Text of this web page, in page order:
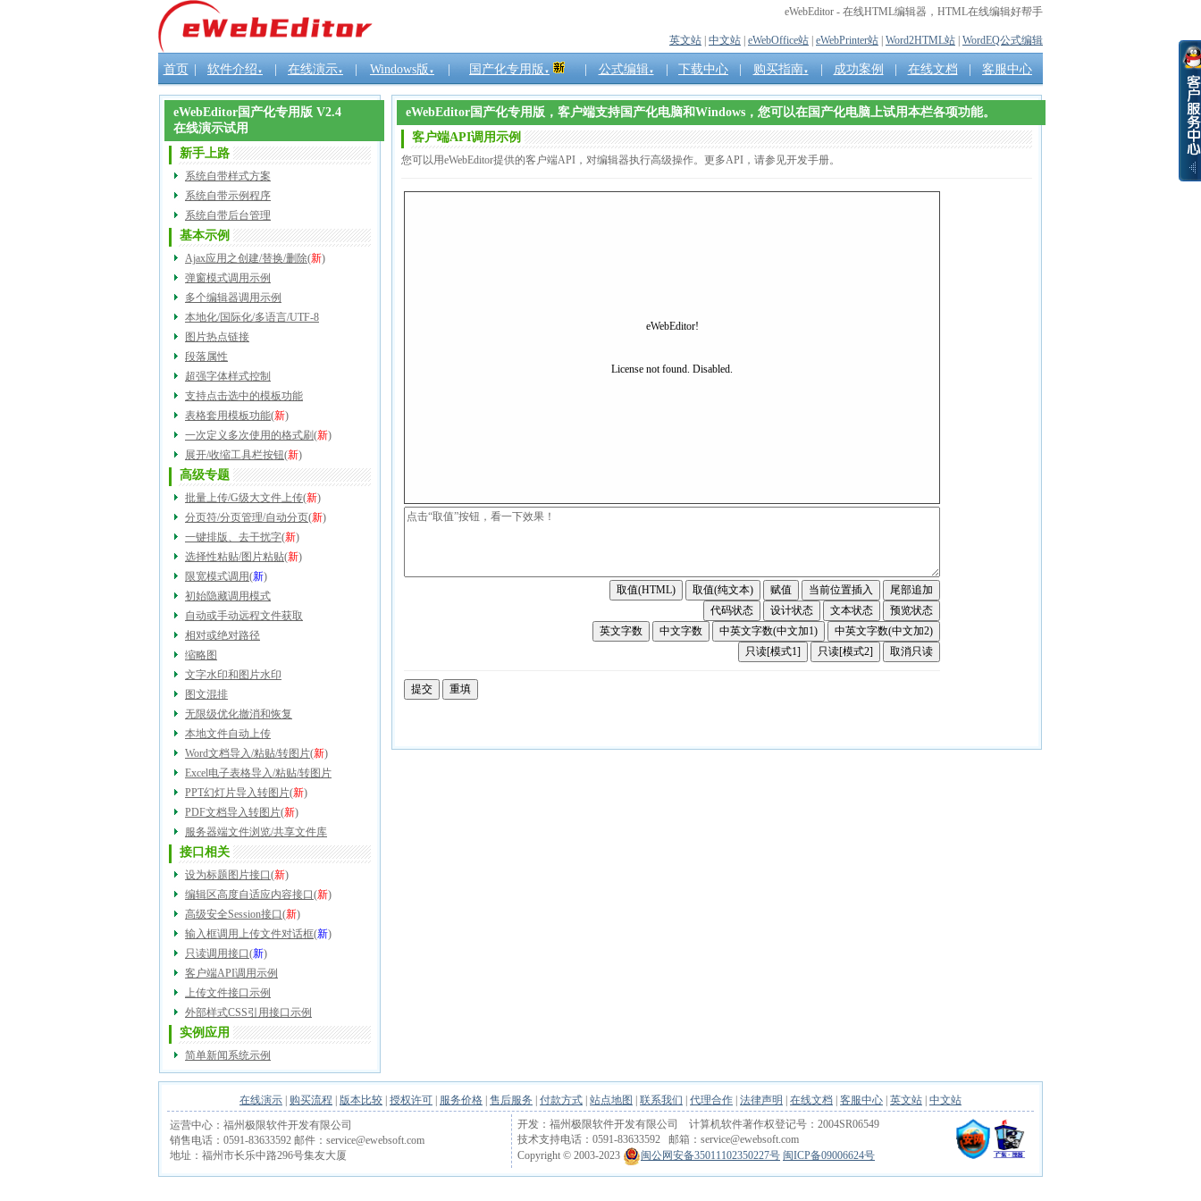
eWebEditor - 在线HTML编辑器，HTML在线编辑好帮手
英文站 中文站 eWebOffice站 eWebPrinter站 Word2HTML站 WordEQ公式编辑
首页 软件介绍 ▼ 在线演示▼ Windows版 ▼ 国产化专用版 ▼ 公式编辑 ▼ 下载中心 购买指南 ▼ 成功案例 在线文档 客服中心
eWebEditor国产化专用版 V2.4
在线演示试用
新手上路
系统自带样式方案
系统自带示例程序
系统自带后台管理
基本示例
Ajax应用之创建/替换/删除(新)
弹窗模式调用示例
多个编辑器调用示例
本地化/国际化/多语言/UTF-8
图片热点链接
段落属性
超强字体样式控制
支持点击选中的模板功能
表格套用模板功能(新)
一次定义多次使用的格式刷(新)
展开/收缩工具栏按钮(新)
高级专题
批量上传/G级大文件上传(新)
分页符/分页管理/自动分页(新)
一键排版、去干扰字(新)
选择性粘贴/图片粘贴(新)
限宽模式调用(新)
初始隐藏调用模式
自动或手动远程文件获取
相对或绝对路径
缩略图
文字水印和图片水印
图文混排
无限级优化撤消和恢复
本地文件自动上传
Word文档导入/粘贴/转图片(新)
Excel电子表格导入/粘贴/转图片
PPT幻灯片导入转图片(新)
PDF文档导入转图片(新)
服务器端文件浏览/共享文件库
接口相关
设为标题图片接口(新)
编辑区高度自适应内容接口(新)
高级安全Session接口(新)
输入框调用上传文件对话框(新)
只读调用接口(新)
客户端API调用示例
上传文件接口示例
外部样式CSS引用接口示例
实例应用
简单新闻系统示例
eWebEditor国产化专用版，客户端支持国产化电脑和Windows，您可以在国产化电脑上试用本栏各项功能。
客户端API调用示例
您可以用eWebEditor提供的客户端API，对编辑器执行高级操作。更多API，请参见开发手册。
在线演示 购买流程 版本比较 授权许可 服务价格 售后服务 付款方式 站点地图 联系我们 代理合作 法律声明 在线文档 客服中心 英文站 中文站
运营中心：福州极限软件开发有限公司
销售电话：0591-83633592 邮件：service@ewebsoft.com
地址：福州市长乐中路296号集友大厦
开发：福州极限软件开发有限公司 计算机软件著作权登记号：2004SR06549
技术支持电话：0591-83633592 邮箱：service@ewebsoft.com
Copyright © 2003-2023
闽公网安备35011102350227号 闽ICP备09006624号